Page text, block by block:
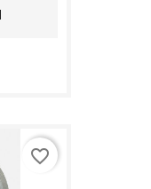
favorite_border